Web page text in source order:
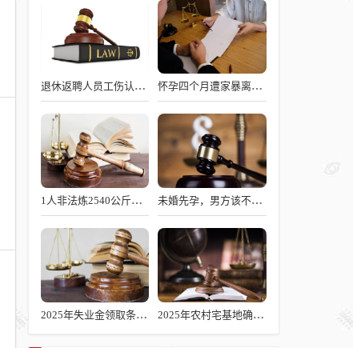
退休返聘人员工伤认定新规解读 怀孕四个月遭家暴离婚如何判决
1人非法炼2540公斤猪油，涉嫌何罪？ 未婚先孕，男方该不该承担责任？
2025年失业金领取条件、标准及发放时长解析 2025年农村宅基地确权新政解读